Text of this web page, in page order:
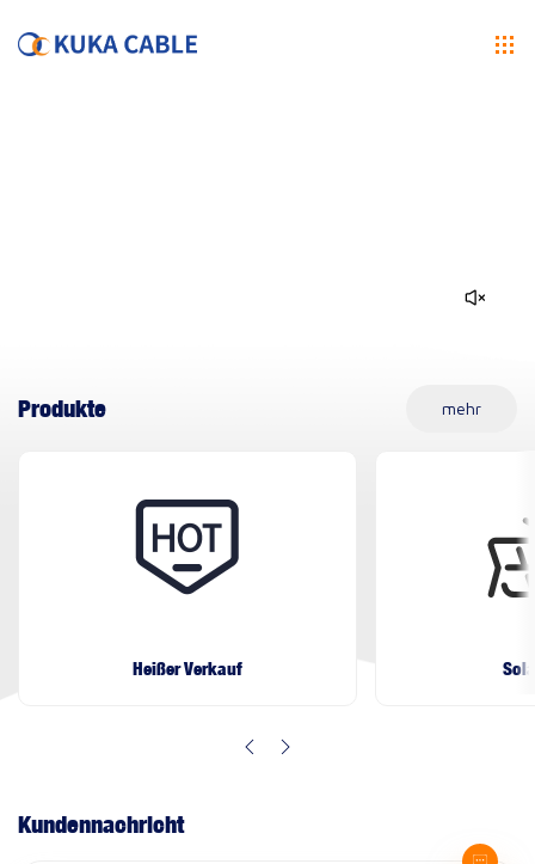
Produkte mehr
Heißer Verkauf
Kundennachricht